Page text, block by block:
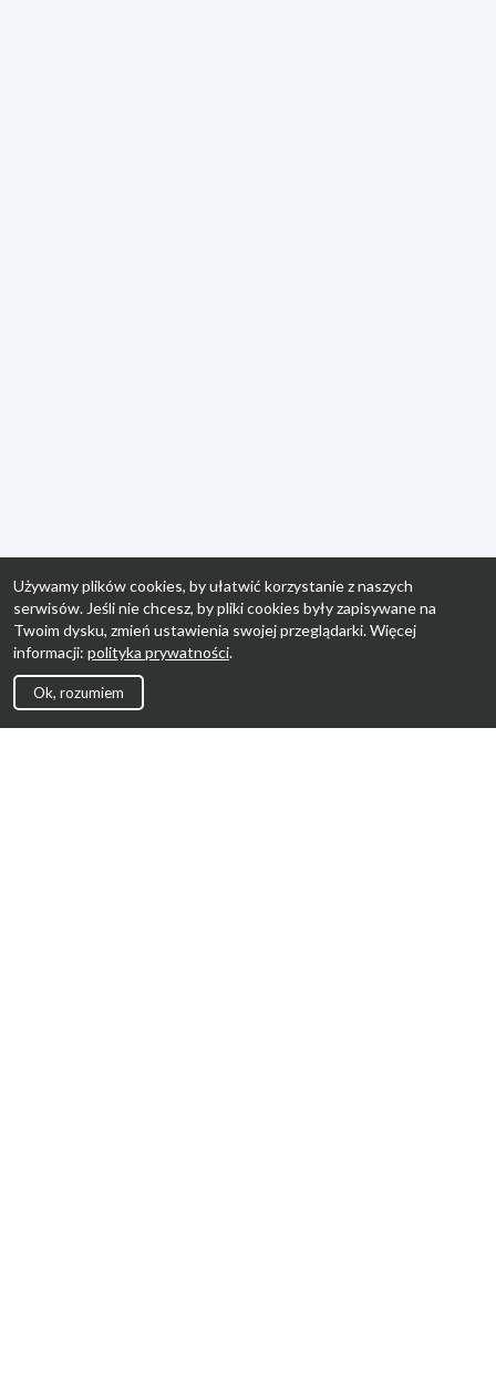
Używamy plików cookies, by ułatwić korzystanie z naszych
serwisów. Jeśli nie chcesz, by pliki cookies były zapisywane na
Twoim dysku, zmień ustawienia swojej przeglądarki. Więcej
informacji: polityka prywatności.
Ok, rozumiem